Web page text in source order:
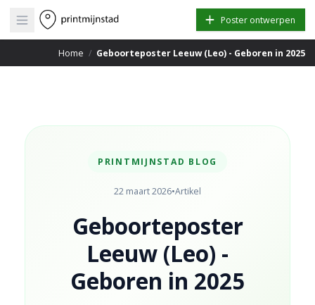
Open main menu Poster ontwerpen
Home / Geboorteposter Leeuw (Leo) - Geboren in 2025
PRINTMIJNSTAD BLOG
22 maart 2026•Artikel
Geboorteposter
Leeuw (Leo) -
Geboren in 2025